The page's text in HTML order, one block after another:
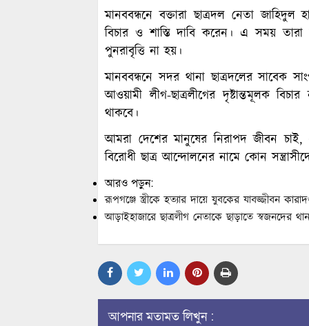
মানববন্ধনে বক্তারা ছাত্রদল নেতা জাহিদুল
বিচার ও শাস্তি দাবি করেন। এ সময়
পুনরাবৃত্তি না হয়।
মানববন্ধনে সদর থানা ছাত্রদলের সাবেক
আওয়ামী লীগ-ছাত্রলীগের দৃষ্টান্তমূলক
থাকবে।
আমরা দেশের মানুষের নিরাপদ জীবন চাই,
বিরোধী ছাত্র আন্দোলনের নামে কোন
আরও পড়ুন:
রূপগঞ্জে স্ত্রীকে হত্যার দায়ে যুবকের যাবজ্জীবন
আড়াইহাজারে ছাত্রলীগ নেতাকে ছাড়াতে স্বজনদের
আপনার মতামত লিখুন :